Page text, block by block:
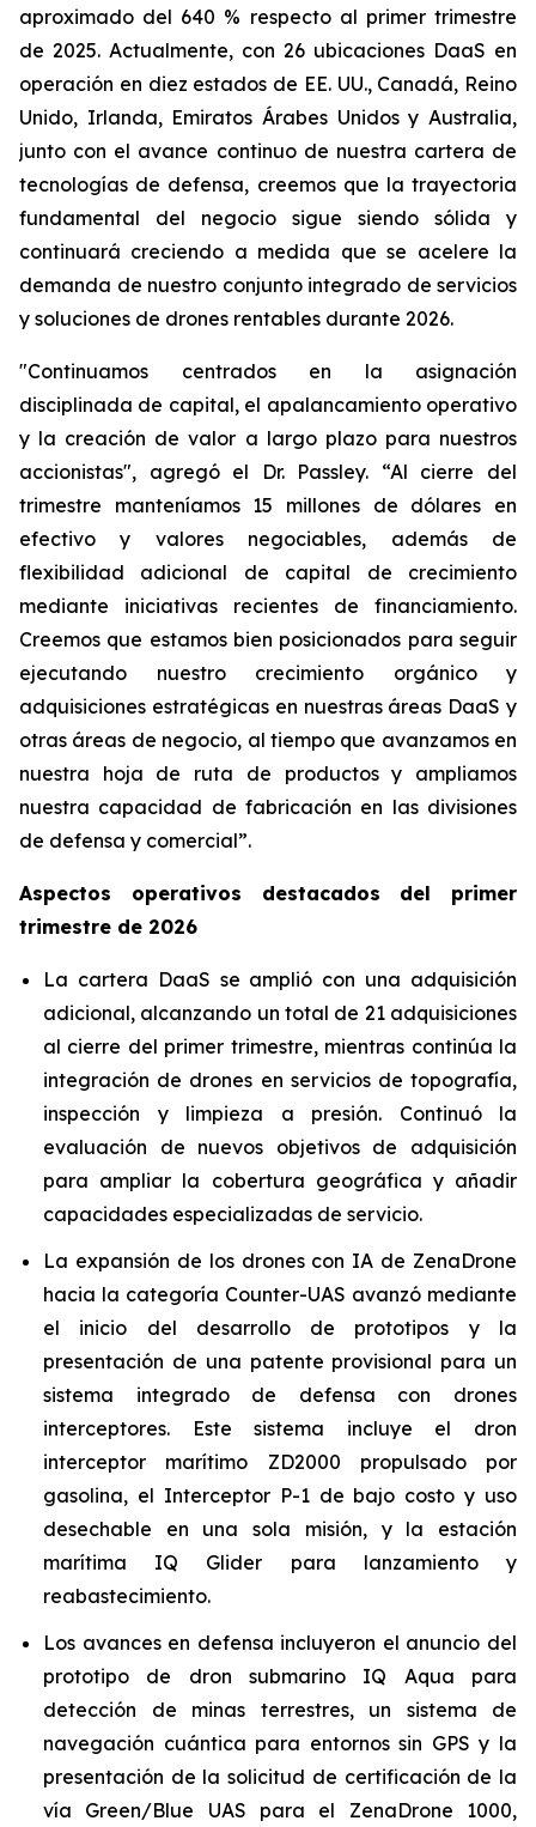
aproximado del 640 % respecto al primer trimestre
de 2025. Actualmente, con 26 ubicaciones DaaS en
operación en diez estados de EE. UU., Canadá, Reino
Unido, Irlanda, Emiratos Árabes Unidos y Australia,
junto con el avance continuo de nuestra cartera de
tecnologías de defensa, creemos que la trayectoria
fundamental del negocio sigue siendo sólida y
continuará creciendo a medida que se acelere la
demanda de nuestro conjunto integrado de servicios
y soluciones de drones rentables durante 2026.
"Continuamos centrados en la asignación
disciplinada de capital, el apalancamiento operativo
y la creación de valor a largo plazo para nuestros
accionistas", agregó el Dr. Passley. “Al cierre del
trimestre manteníamos 15 millones de dólares en
efectivo y valores negociables, además de
flexibilidad adicional de capital de crecimiento
mediante iniciativas recientes de financiamiento.
Creemos que estamos bien posicionados para seguir
ejecutando nuestro crecimiento orgánico y
adquisiciones estratégicas en nuestras áreas DaaS y
otras áreas de negocio, al tiempo que avanzamos en
nuestra hoja de ruta de productos y ampliamos
nuestra capacidad de fabricación en las divisiones
de defensa y comercial”.
Aspectos operativos destacados del primer
trimestre de 2026
La cartera DaaS se amplió con una adquisición
adicional, alcanzando un total de 21 adquisiciones
al cierre del primer trimestre, mientras continúa la
integración de drones en servicios de topografía,
inspección y limpieza a presión. Continuó la
evaluación de nuevos objetivos de adquisición
para ampliar la cobertura geográfica y añadir
capacidades especializadas de servicio.
La expansión de los drones con IA de ZenaDrone
hacia la categoría Counter-UAS avanzó mediante
el inicio del desarrollo de prototipos y la
presentación de una patente provisional para un
sistema integrado de defensa con drones
interceptores. Este sistema incluye el dron
interceptor marítimo ZD2000 propulsado por
gasolina, el Interceptor P-1 de bajo costo y uso
desechable en una sola misión, y la estación
marítima IQ Glider para lanzamiento y
reabastecimiento.
Los avances en defensa incluyeron el anuncio del
prototipo de dron submarino IQ Aqua para
detección de minas terrestres, un sistema de
navegación cuántica para entornos sin GPS y la
presentación de la solicitud de certificación de la
vía Green/Blue UAS para el ZenaDrone 1000,